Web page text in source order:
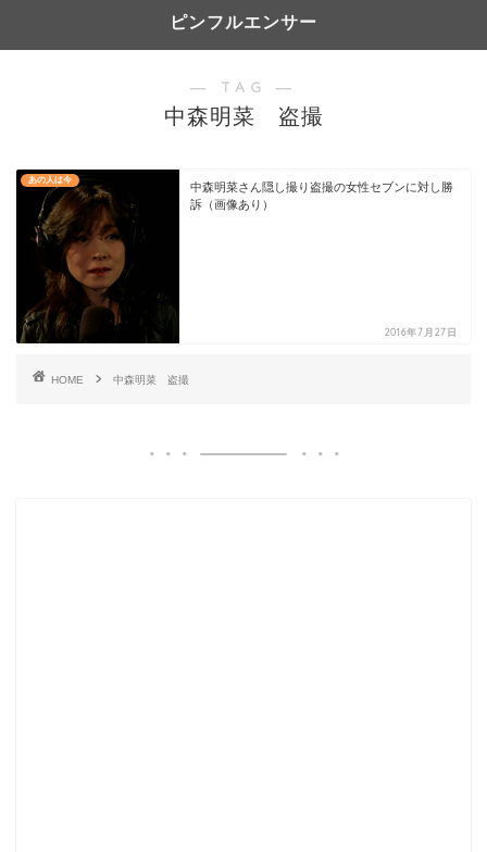
ピンフルエンサー
― TAG ―
中森明菜 盗撮
あの人は今
中森明菜さん隠し撮り盗撮の女性セブンに対し勝
訴（画像あり）
2016年7月27日
HOME 中森明菜 盗撮